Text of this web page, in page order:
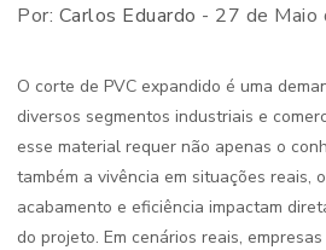
Por: Carlos Eduardo - 27 de Maio
O corte de PVC expandido é uma
diversos segmentos industriais e
esse material requer não apenas o
também a vivência em situações reais,
acabamento e eficiência impactam
do projeto. Em cenários reais,